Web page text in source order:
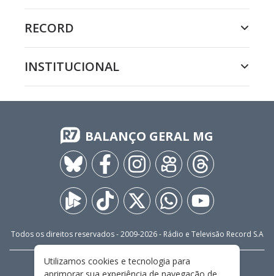
RECORD
INSTITUCIONAL
BALANÇO GERAL MG
Todos os direitos reservados - 2009-2026- Rádio e Televisão Record S.A
FALE CONOSCO PRIVACIDADE
Utilizamos cookies e tecnologia para